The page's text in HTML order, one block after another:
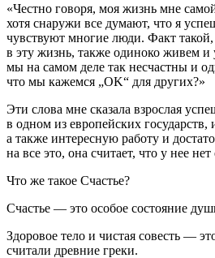
«Честно говоря, моя жизнь мне
хотя снаружи все думают, что я
чувствуют многие люди. Факт
в эту жизнь, также одиноко живем
мы на самом деле так несчастны и
что мы кажемся „OK“ для других?»
Эти слова мне сказала взрослая
в одном из европейских
а также интересную работу и
на все это, она считает, что у нее нет
Что же такое Счастье?
Счастье — это особое состояние
Здоровое тело и чистая совесть —
считали древние греки.